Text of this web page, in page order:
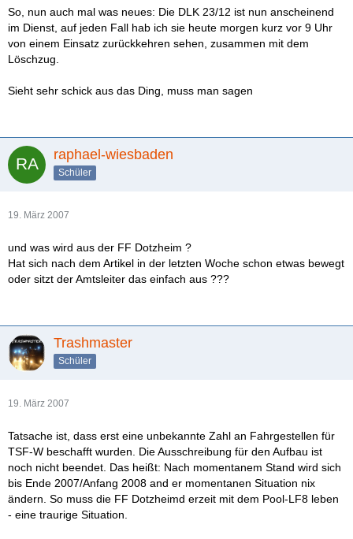
So, nun auch mal was neues: Die DLK 23/12 ist nun anscheinend
im Dienst, auf jeden Fall hab ich sie heute morgen kurz vor 9 Uhr
von einem Einsatz zurückkehren sehen, zusammen mit dem
Löschzug.
Sieht sehr schick aus das Ding, muss man sagen
raphael-wiesbaden
Schüler
19. März 2007
und was wird aus der FF Dotzheim ?
Hat sich nach dem Artikel in der letzten Woche schon etwas bewegt
oder sitzt der Amtsleiter das einfach aus ???
Trashmaster
Schüler
19. März 2007
Tatsache ist, dass erst eine unbekannte Zahl an Fahrgestellen für
TSF-W beschafft wurden. Die Ausschreibung für den Aufbau ist
noch nicht beendet. Das heißt: Nach momentanem Stand wird sich
bis Ende 2007/Anfang 2008 and er momentanen Situation nix
ändern. So muss die FF Dotzheimd erzeit mit dem Pool-LF8 leben
- eine traurige Situation.